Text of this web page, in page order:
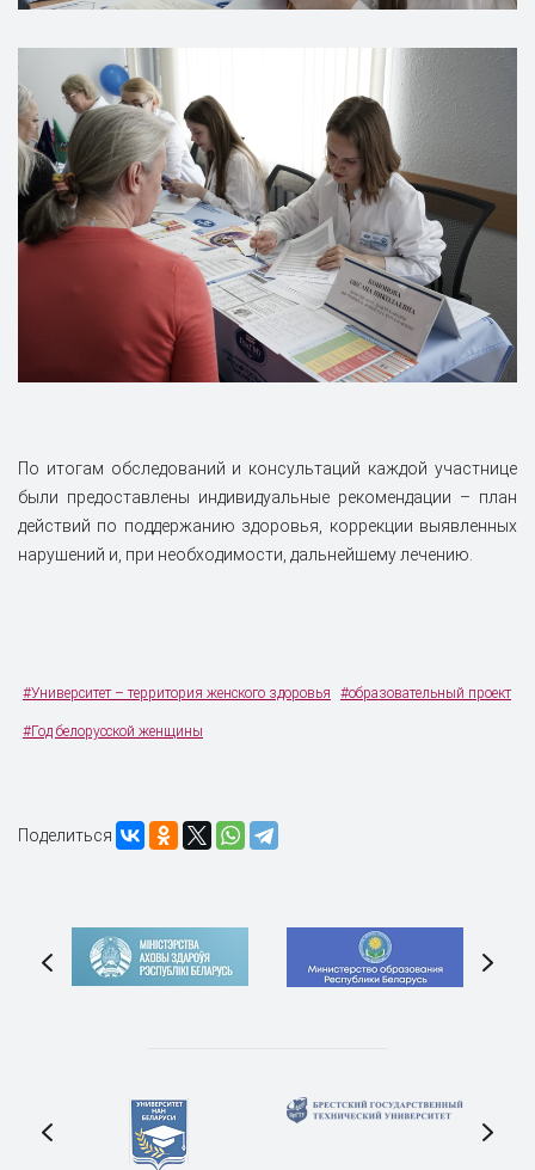
По итогам обследований и консультаций каждой участнице
были предоставлены индивидуальные рекомендации – план
действий по поддержанию здоровья, коррекции выявленных
нарушений и, при необходимости, дальнейшему лечению.
#Университет – территория женского здоровья #образовательный проект
#Год белорусской женщины
Поделиться